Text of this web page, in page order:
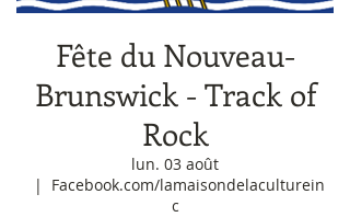
Fête du Nouveau-
Brunswick - Track of
Rock
lun. 03 août
  |
Facebook.com/lamaisondelaculturein
c